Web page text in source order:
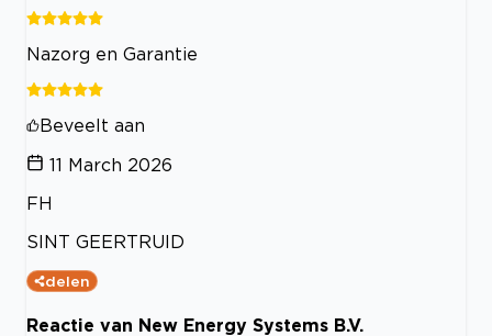
Nazorg en Garantie
Beveelt aan
11 March 2026
FH
SINT GEERTRUID
delen
Reactie van New Energy Systems B.V.